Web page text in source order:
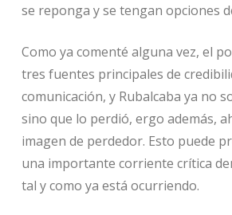
se reponga y se tengan opciones
Como ya comenté alguna vez, el
tres fuentes principales de
comunicación, y Rubalcaba ya no
sino que lo perdió, ergo además,
imagen de perdedor. Esto puede
una importante corriente crítica
tal y como ya está ocurriendo.